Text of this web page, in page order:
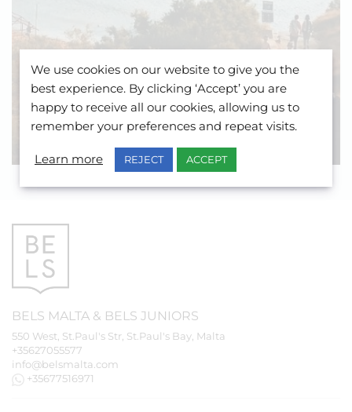
Empiece a planificar su viaje
a Malta con BELS
Esto es lo que puede esperar de nuestro
programa para jóvenes adultos.
BELS MALTA & BELS JUNIORS
550 West, St.Paul's Str, St.Paul's Bay, Malta
+35627055577
info@belsmalta.com
+35677516971
We use cookies on our website to give you the
best experience. By clicking ‘Accept’ you are
happy to receive all our cookies, allowing us to
remember your preferences and repeat visits.
Learn more REJECT ACCEPT